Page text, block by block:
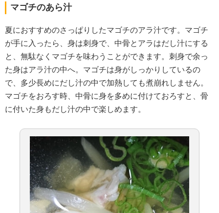
マゴチのあら汁
夏におすすめのさっぱりしたマゴチのアラ汁です。マゴチ
が手に入ったら、身は刺身で、中骨とアラはだし汁にする
と、無駄なくマゴチを味わうことができます。刺身で余っ
た身はアラ汁の中へ。マゴチは身がしっかりしているの
で、多少長めにだし汁の中で加熱しても煮崩れしません。
マゴチをおろす時、中骨に身を多めに付けておろすと、骨
に付いた身もだし汁の中で楽しめます。